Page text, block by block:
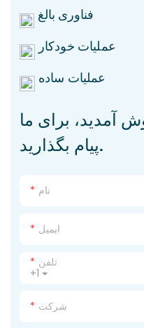
فناوری بالغ
عملیات خودکار
عملیات ساده
آمدید، برای ما
پیام بگذارید.
نام
ایمیل
+1
تلفن
شرکت